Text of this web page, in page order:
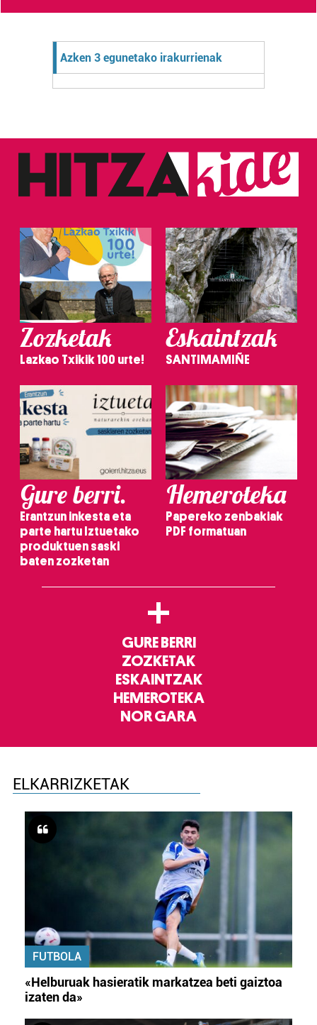
Azken 3 egunetako irakurrienak
Zozketak
Lazkao Txikik 100 urte!
Eskaintzak
SANTIMAMIÑE
Gure berri.
Erantzun inkesta eta
parte hartu Iztuetako
produktuen saski
baten zozketan
Hemeroteka
Papereko zenbakiak
PDF formatuan
+
GURE BERRI
ZOZKETAK
ESKAINTZAK
HEMEROTEKA
NOR GARA
ELKARRIZKETAK
FUTBOLA
«Helburuak hasieratik markatzea beti gaiztoa
izaten da»